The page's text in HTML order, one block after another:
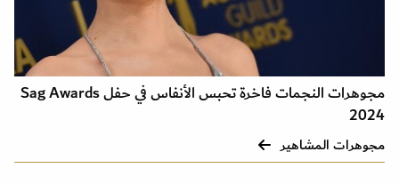
مجوهرات النجمات فاخرة تحبس الأنفاس في حفل Sag Awards
2024
مجوهرات المشاهير